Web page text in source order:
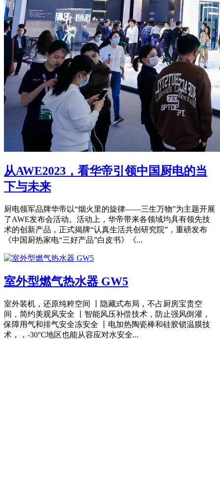
从AWE2023，看华帝引领中国厨电的当
下与未来
厨电领军品牌华帝以“烟火里的旋律——三生万物”为主题开展
了AWE发布会活动。活动上，华帝带来各领域均具有领先技
术的创新产品，正式揭牌“认真生活共创研究院”，重磅发布
《中国厨热家电“三好产品”白皮书》《...
室外型燃气热水器 GW5
室外装机，还原纯粹空间 丨隐藏式布局，不占厨房宝贵空
间，简约美观风安全 丨智能风压补偿技术，防止强风倒灌，
保障用气和排气安全冻安全 丨电加热陶瓷棒和硅胶锁温膜技
术，，-30°C地区也能从容应对水安全...